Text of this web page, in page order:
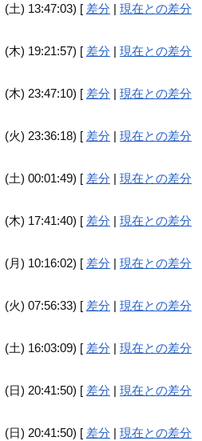
(土) 13:47:03) [ 差分 |現在との差分
(木) 19:21:57) [ 差分 |現在との差分
(木) 23:47:10) [ 差分 |現在との差分
(火) 23:36:18) [ 差分 |現在との差分
(土) 00:01:49) [ 差分 |現在との差分
(木) 17:41:40) [ 差分 |現在との差分
(月) 10:16:02) [ 差分 |現在との差分
(火) 07:56:33) [ 差分 |現在との差分
(土) 16:03:09) [ 差分 |現在との差分
(日) 20:41:50) [ 差分 |現在との差分
(日) 20:41:50) [ 差分 |現在との差分